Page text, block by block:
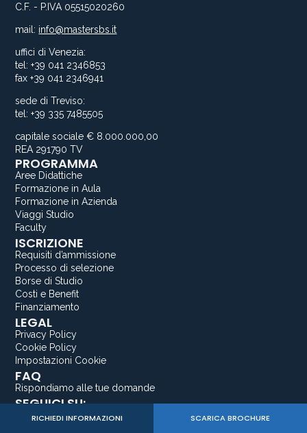
C.F. - P.IVA 05515020260
mail: info@mastersbs.it
uffici di Venezia:
tel: +39 041 2346853
fax +39 041 2346941
sede di Treviso:
tel: +39 335 7485505
capitale sociale € 8.000.000,00
REA 291790 TV
PROGRAMMA
Aree Didattiche
Formazione in Aula
Formazione in Azienda
Viaggi Studio
Faculty
ISCRIZIONE
Requisiti d’ammissione
Processo di selezione
Borse di Studio
Costi e Benefit
Finanziamento
LEGAL
Privacy Policy
Cookie Policy
Impostazioni Cookie
FAQ
Rispondiamo alle tue domande
SEGUICI SU:
Instagram
RICHIEDI INFORMAZIONI SCARICA BROCHURE